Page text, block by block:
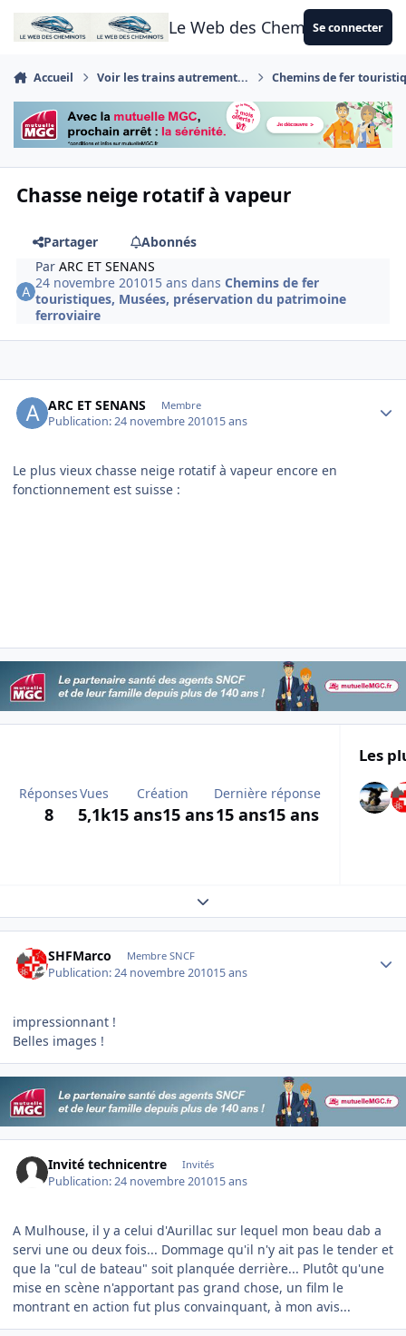
Aller au contenu
Le Web des CheminotsSe connecter
Accueil Voir les trains autrement... Chemins de fer
Chasse neige rotatif à vapeur
Partager
Abonnés
ParARC ET SENANS
24 novembre 201015 ans dansChemins de fer
touristiques, Musées, préservation du patrimoine
ferroviaire
ARC ET SENANS Membre
Publication:24 novembre 201015 ans
Le plus vieux chasse neige rotatif à vapeur encore en
fonctionnement est suisse :
Réponses
8
Vues
5,1k
Création
15 ans15 ans
Dernière réponse
15 ans15 ans
Les
Expand topic overview
SHFMarco Membre SNCF
Publication:24 novembre 201015 ans
impressionnant !
Belles images !
Invité technicentre Invités
Publication:24 novembre 201015 ans
A Mulhouse, il y a celui d'Aurillac sur lequel mon beau dab a
servi une ou deux fois... Dommage qu'il n'y ait pas le tender et
que la "cul de bateau" soit planquée derrière... Plutôt qu'une
mise en scène n'apportant pas grand chose, un film le
montrant en action fut plus convainquant, à mon avis...